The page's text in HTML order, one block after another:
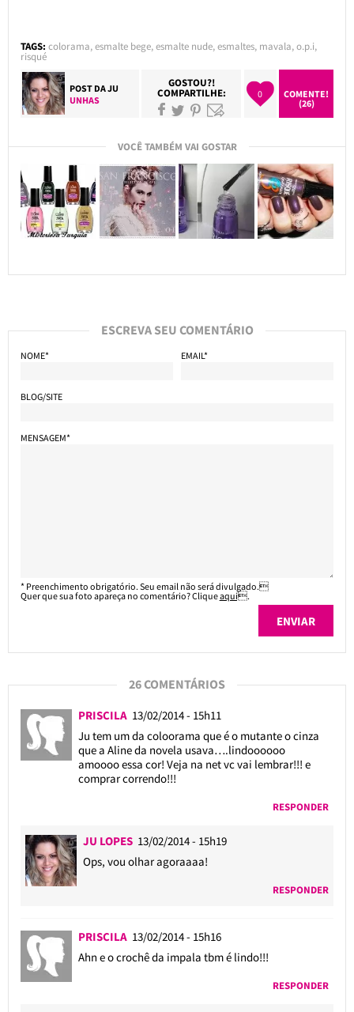
TAGS: colorama,esmalte bege,esmalte nude,esmaltes, mavala,o.p.i,
risqué
POST DAJU
UNHAS
GOSTOU?!
COMPARTILHE: 0
COMENTE!
(26)
VOCÊ TAMBÉM VAI GOSTAR
ESCREVA SEU COMENTÁRIO
NOME* EMAIL*
BLOG/SITE
MENSAGEM*
* Preenchimento obrigatório. Seu email não será divulgado.
Quer que sua foto apareça no comentário? Cliqueaqui.
26 COMENTÁRIOS
PRISCILA 13/02/2014 - 15h11
Ju tem um da coloorama que é o mutante o cinza
que a Aline da novela usava….lindoooooo
amoooo essa cor! Veja na net vc vai lembrar!!! e
comprar correndo!!!
RESPONDER
JU LOPES 13/02/2014 - 15h19
Ops, vou olhar agoraaaa!
RESPONDER
PRISCILA 13/02/2014 - 15h16
Ahn e o crochê da impala tbm é lindo!!!
RESPONDER